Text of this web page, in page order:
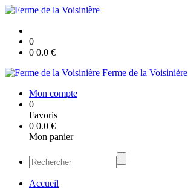
0
0 0.0 €
Ferme de la Voisinière
Mon compte
0
Favoris
0 0.0 €
Mon panier
Accueil